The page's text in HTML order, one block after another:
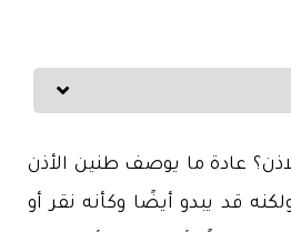
عادة ما يوصف طنين الأذن
قد يبدو أيضًا وكأنه نقر أو